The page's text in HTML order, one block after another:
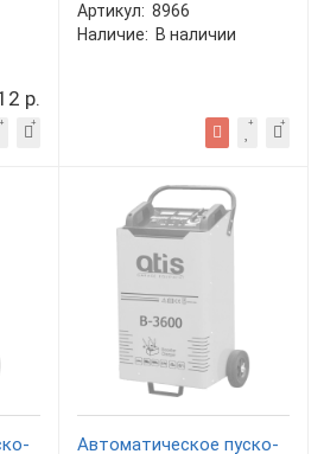
р.
Артикул: 8966
Наличие: В наличии
Автоматическое пуско-